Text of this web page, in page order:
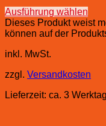
Ausführung wählen
Dieses Produkt weist
können auf der
inkl. MwSt.
zzgl. Versandkosten
Lieferzeit: ca. 3